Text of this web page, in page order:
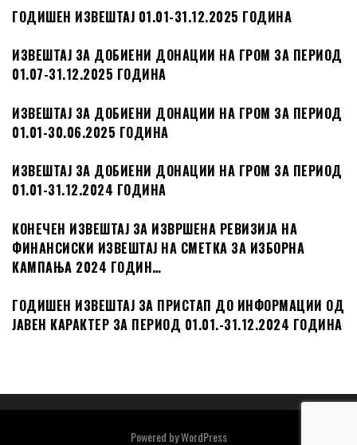
ГОДИШЕН ИЗВЕШТАЈ 01.01-31.12.2025 ГОДИНА
ИЗВЕШТАЈ ЗА ДОБИЕНИ ДОНАЦИИ НА ГРОМ ЗА ПЕРИОД
01.07-31.12.2025 ГОДИНА
ИЗВЕШТАЈ ЗА ДОБИЕНИ ДОНАЦИИ НА ГРОМ ЗА ПЕРИОД
01.01-30.06.2025 ГОДИНА
ИЗВЕШТАЈ ЗА ДОБИЕНИ ДОНАЦИИ НА ГРОМ ЗА ПЕРИОД
01.01-31.12.2024 ГОДИНА
КОНЕЧЕН ИЗВЕШТАЈ ЗА ИЗВРШЕНА РЕВИЗИЈА НА
ФИНАНСИСКИ ИЗВЕШТАЈ НА СМЕТКА ЗА ИЗБОРНА
КАМПАЊА 2024 ГОДИН…
ГОДИШЕН ИЗВЕШТАЈ ЗА ПРИСТАП ДО ИНФОРМАЦИИ ОД
ЈАВЕН КАРАКТЕР ЗА ПЕРИОД 01.01.-31.12.2024 ГОДИНА
Powered byWordPress